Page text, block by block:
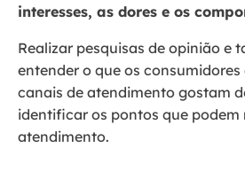
interesses, as dores e os
Realizar pesquisas de opinião e
entender o que os consumidores
canais de atendimento gostam
identificar os pontos que podem
atendimento.